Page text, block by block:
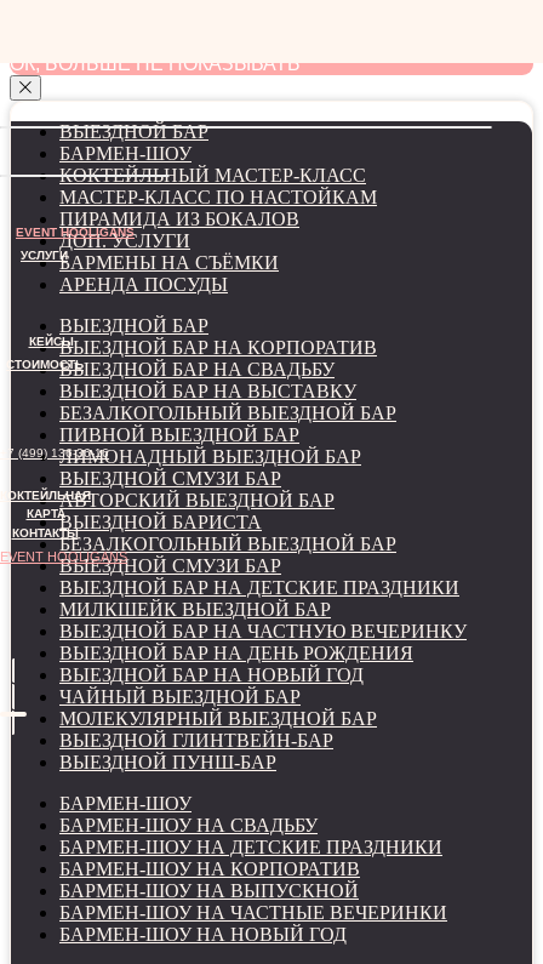
ОК, БОЛЬШЕ НЕ ПОКАЗЫВАТЬ
EVENT HOOLIGANS
УСЛУГИ
КЕЙСЫ
СТОИМОСТЬ
+7 (499) 136-36-16
КОКТЕЙЛЬНАЯ
КАРТА
КОНТАКТЫ
EVENT HOOLIGANS
ВЫЕЗДНОЙ БАР
БАРМЕН-ШОУ
КОКТЕЙЛЬНЫЙ МАСТЕР-КЛАСС
МАСТЕР-КЛАСС ПО НАСТОЙКАМ
ПИРАМИДА ИЗ БОКАЛОВ
ДОП. УСЛУГИ
БАРМЕНЫ НА СЪЁМКИ
АРЕНДА ПОСУДЫ
ВЫЕЗДНОЙ БАР
ВЫЕЗДНОЙ БАР НА КОРПОРАТИВ
ВЫЕЗДНОЙ БАР НА СВАДЬБУ
ВЫЕЗДНОЙ БАР НА ВЫСТАВКУ
БЕЗАЛКОГОЛЬНЫЙ ВЫЕЗДНОЙ БАР
ПИВНОЙ ВЫЕЗДНОЙ БАР
ЛИМОНАДНЫЙ ВЫЕЗДНОЙ БАР
ВЫЕЗДНОЙ СМУЗИ БАР
АВТОРСКИЙ ВЫЕЗДНОЙ БАР
ВЫЕЗДНОЙ БАРИСТА
БЕЗАЛКОГОЛЬНЫЙ ВЫЕЗДНОЙ БАР
ВЫЕЗДНОЙ СМУЗИ БАР
ВЫЕЗДНОЙ БАР НА ДЕТСКИЕ ПРАЗДНИКИ
МИЛКШЕЙК ВЫЕЗДНОЙ БАР
ВЫЕЗДНОЙ БАР НА ЧАСТНУЮ ВЕЧЕРИНКУ
ВЫЕЗДНОЙ БАР НА ДЕНЬ РОЖДЕНИЯ
ВЫЕЗДНОЙ БАР НА НОВЫЙ ГОД
ЧАЙНЫЙ ВЫЕЗДНОЙ БАР
МОЛЕКУЛЯРНЫЙ ВЫЕЗДНОЙ БАР
ВЫЕЗДНОЙ ГЛИНТВЕЙН-БАР
ВЫЕЗДНОЙ ПУНШ-БАР
БАРМЕН-ШОУ
БАРМЕН-ШОУ НА СВАДЬБУ
БАРМЕН-ШОУ НА ДЕТСКИЕ ПРАЗДНИКИ
БАРМЕН-ШОУ НА КОРПОРАТИВ
БАРМЕН-ШОУ НА ВЫПУСКНОЙ
БАРМЕН-ШОУ НА ЧАСТНЫЕ ВЕЧЕРИНКИ
БАРМЕН-ШОУ НА НОВЫЙ ГОД